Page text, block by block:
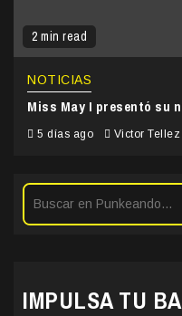
2 min read
NOTICIAS
Miss May I presentó su
5 días ago Victor Tellez
IMPULSA TU